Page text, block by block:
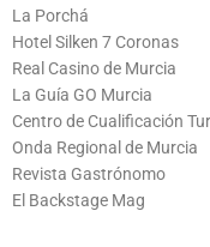
La Porchá
Hotel Silken 7 Coronas
Real Casino de Murcia
La Guía GO Murcia
Centro de Cualificación
Onda Regional de Murcia
Revista Gastrónomo
El Backstage Mag